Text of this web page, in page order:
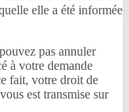
elle a été informée
pas annuler
à votre demande
fait, votre droit de
est transmise sur